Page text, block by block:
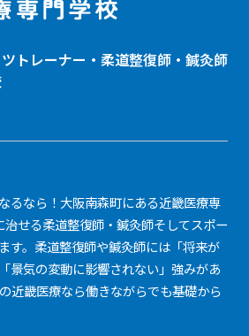
トレーナー・ 柔道整復師 ・鍼灸師
るなら！大阪南森町にある近畿医療専
せる柔道整復師・鍼灸師そしてスポー
す。柔道整復師や鍼灸師には「将来が
景気の変動に影響されない」強みがあ
近畿医療なら働きながらでも基礎から